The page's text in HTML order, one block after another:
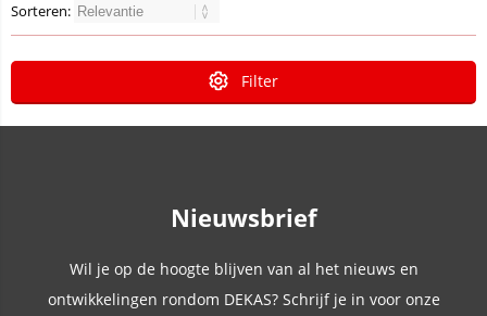
Sorteren:
Filter
Nieuwsbrief
Wil je op de hoogte blijven van al het nieuws en
ontwikkelingen rondom DEKAS? Schrijf je in voor onze